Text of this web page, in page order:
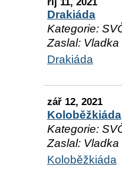
Drakiáda
Kategorie:
Zaslal: Vladka
Drakiáda
zář 12, 2021
Koloběžkiáda
Kategorie:
Zaslal: Vladka
Koloběžkiáda